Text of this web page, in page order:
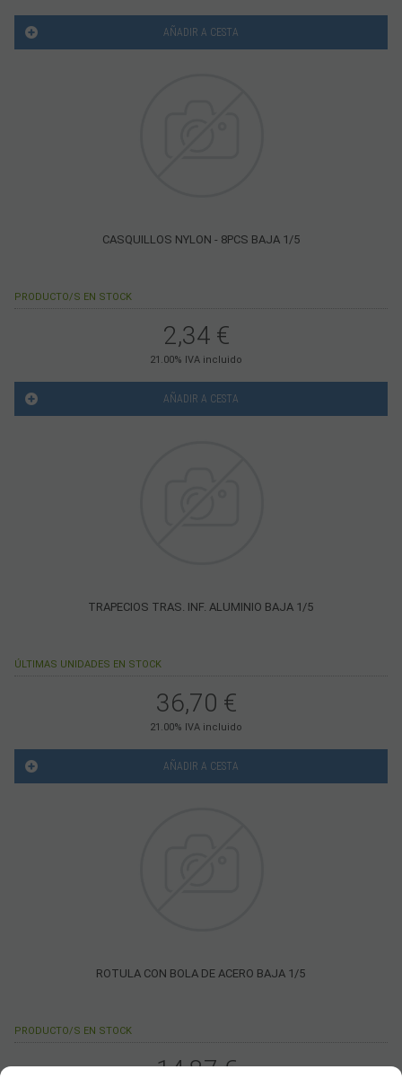
AÑADIR A CESTA
CASQUILLOS NYLON - 8PCS BAJA 1/5
PRODUCTO/S EN STOCK
2,34 €
21.00% IVA incluido
AÑADIR A CESTA
TRAPECIOS TRAS. INF. ALUMINIO BAJA 1/5
ÚLTIMAS UNIDADES EN STOCK
36,70 €
21.00% IVA incluido
AÑADIR A CESTA
ROTULA CON BOLA DE ACERO BAJA 1/5
PRODUCTO/S EN STOCK
14,87€